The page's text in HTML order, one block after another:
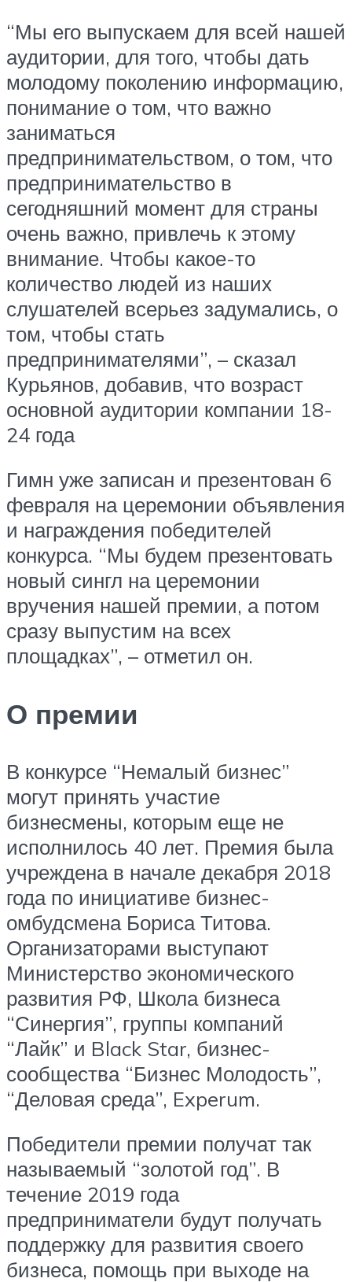
“Мы его выпускаем для всей нашей
аудитории, для того, чтобы дать
молодому поколению информацию,
понимание о том, что важно
заниматься
предпринимательством, о том, что
предпринимательство в
сегодняшний момент для страны
очень важно, привлечь к этому
внимание. Чтобы какое-то
количество людей из наших
слушателей всерьез задумались, о
том, чтобы стать
предпринимателями”, – сказал
Курьянов, добавив, что возраст
основной аудитории компании 18-
24 года
Гимн уже записан и презентован 6
февраля на церемонии объявления
и награждения победителей
конкурса. “Мы будем презентовать
новый сингл на церемонии
вручения нашей премии, а потом
сразу выпустим на всех
площадках”, – отметил он.
О премии
В конкурсе “Немалый бизнес”
могут принять участие
бизнесмены, которым еще не
исполнилось 40 лет. Премия была
учреждена в начале декабря 2018
года по инициативе бизнес-
омбудсмена Бориса Титова.
Организаторами выступают
Министерство экономического
развития РФ, Школа бизнеса
“Синергия”, группы компаний
“Лайк” и Black Star, бизнес-
сообщества “Бизнес Молодость”,
“Деловая среда”, Experum.
Победители премии получат так
называемый “золотой год”. В
течение 2019 года
предприниматели будут получать
поддержку для развития своего
бизнеса, помощь при выходе на